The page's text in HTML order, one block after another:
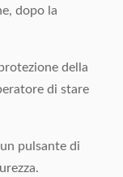
dopo la
della
di stare
pulsante di